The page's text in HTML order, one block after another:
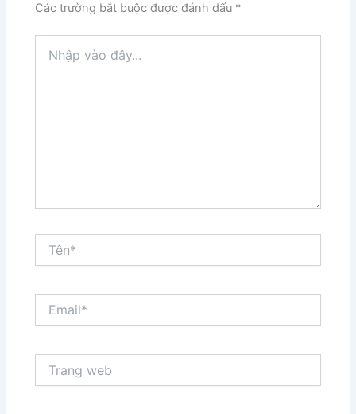
Các trường bắt buộc được đánh dấu *
vào
web